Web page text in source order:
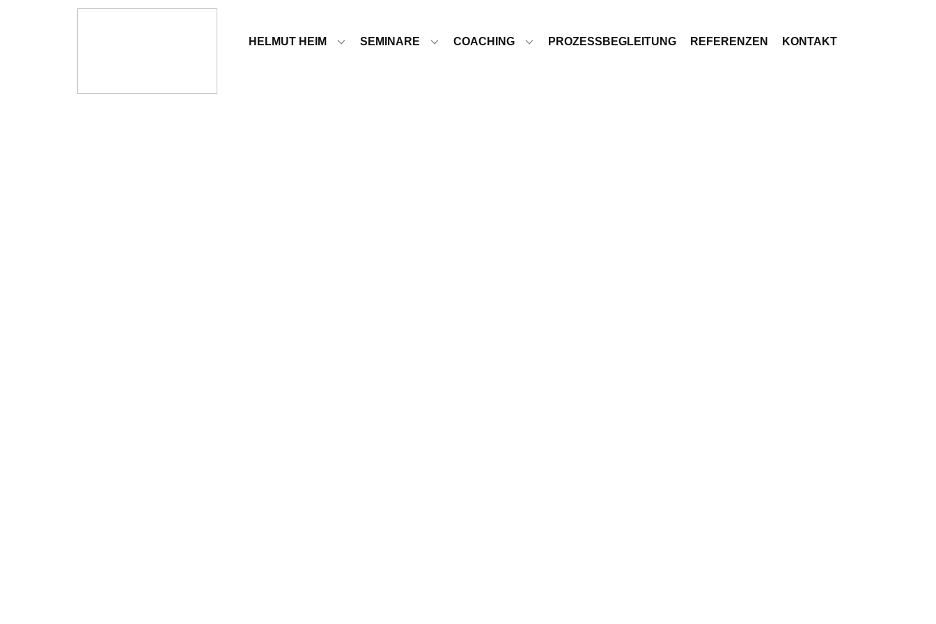
HELMUT HEIM SEMINARE COACHING PROZESSBEGLEITUNG REFERENZEN KONTAKT